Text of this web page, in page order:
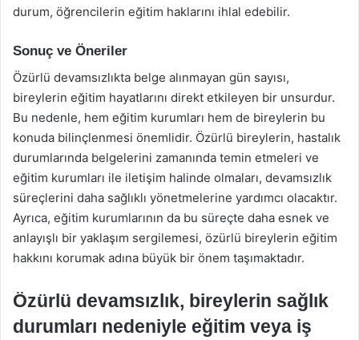
durum, öğrencilerin eğitim haklarını ihlal edebilir.
Sonuç ve Öneriler
Özürlü devamsızlıkta belge alınmayan gün sayısı,
bireylerin eğitim hayatlarını direkt etkileyen bir unsurdur.
Bu nedenle, hem eğitim kurumları hem de bireylerin bu
konuda bilinçlenmesi önemlidir. Özürlü bireylerin, hastalık
durumlarında belgelerini zamanında temin etmeleri ve
eğitim kurumları ile iletişim halinde olmaları, devamsızlık
süreçlerini daha sağlıklı yönetmelerine yardımcı olacaktır.
Ayrıca, eğitim kurumlarının da bu süreçte daha esnek ve
anlayışlı bir yaklaşım sergilemesi, özürlü bireylerin eğitim
hakkını korumak adına büyük bir önem taşımaktadır.
Özürlü devamsızlık, bireylerin sağlık
durumları nedeniyle eğitim veya iş